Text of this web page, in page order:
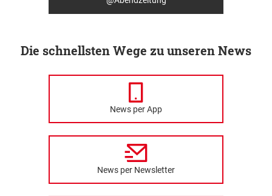
Die schnellsten Wege zu unseren News
News per App
News per Newsletter